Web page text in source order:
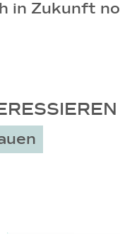
in Zukunft